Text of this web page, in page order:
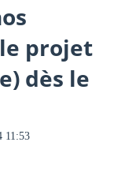
projet
dès le
11:53